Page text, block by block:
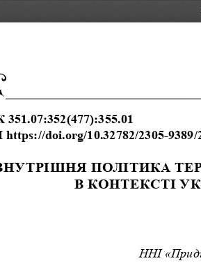
https://doi.org/10.32782/2305-9389/
ПОЛІТИКА
В КОНТЕКСТІ
ННІ